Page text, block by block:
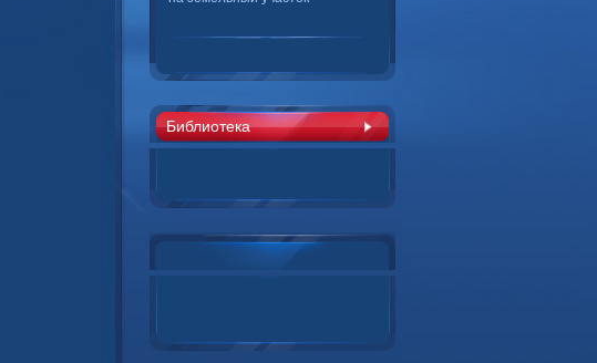
Библиотека